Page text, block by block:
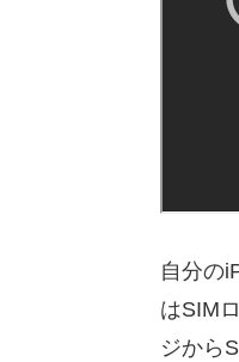
自分の
はSIM
ジから